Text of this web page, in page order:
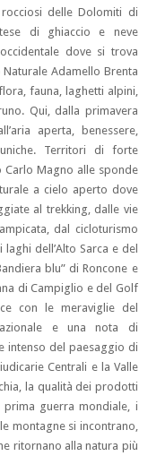
delle Dolomiti di
di ghiaccio e neve
dove si trova
Adamello Brenta
fauna, laghetti alpini,
Qui, dalla primavera
aperta, benessere,
Territori di forte
Carlo Magno alle sponde
a cielo aperto dove
al trekking, dalle vie
dal cicloturismo
dell’Alto Sarca e del
blu” di Roncone e
di Campiglio e del Golf
con le meraviglie del
e una nota di
intenso del paesaggio di
Centrali e la Valle
la qualità dei prodotti
guerra mondiale, i
montagne si incontrano,
ritornano alla natura più